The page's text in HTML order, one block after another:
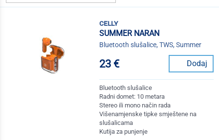
celly
SUMMER NARAN
Bluetooth slušalice, TWS, Summer
23 € Dodaj
Bluetooth slušalice
Radni domet: 10 metara
Stereo ili mono način rada
Višenamjenske tipke smještene na
slušalicama
Kutija za punjenje